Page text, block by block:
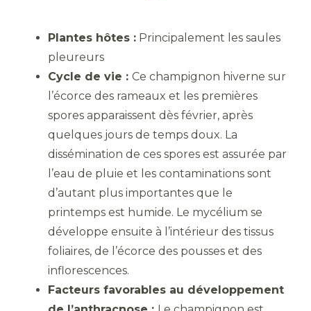
Plantes hôtes : Principalement les saules
pleureurs
Cycle de vie : Ce champignon hiverne sur
l’écorce des rameaux et les premières
spores apparaissent dès février, après
quelques jours de temps doux. La
dissémination de ces spores est assurée par
l’eau de pluie et les contaminations sont
d’autant plus importantes que le
printemps est humide. Le mycélium se
développe ensuite à l’intérieur des tissus
foliaires, de l’écorce des pousses et des
inflorescences.
Facteurs favorables au développement